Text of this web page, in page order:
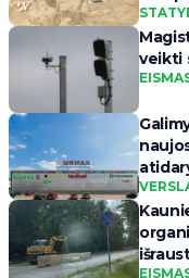
veikti